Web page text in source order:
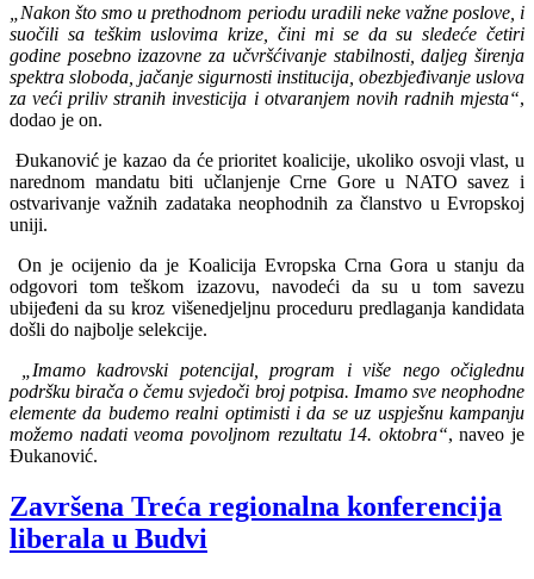
„Nakon što smo u prethodnom periodu uradili neke važne poslove, i
suočili sa teškim uslovima krize, čini mi se da su sledeće četiri
godine posebno izazovne za učvršćivanje stabilnosti, daljeg širenja
spektra sloboda, jačanje sigurnosti institucija, obezbjeđivanje uslova
za veći priliv stranih investicija i otvaranjem novih radnih mjesta“,
dodao je on.
Đukanović je kazao da će prioritet koalicije, ukoliko osvoji vlast, u
narednom mandatu biti učlanjenje Crne Gore u NATO savez i
ostvarivanje važnih zadataka neophodnih za članstvo u Evropskoj
uniji.
On je ocijenio da je Koalicija Evropska Crna Gora u stanju da
odgovori tom teškom izazovu, navodeći da su u tom savezu
ubijeđeni da su kroz višenedjeljnu proceduru predlaganja kandidata
došli do najbolje selekcije.
„Imamo kadrovski potencijal, program i više nego očiglednu
podršku birača o čemu svjedoči broj potpisa. Imamo sve neophodne
elemente da budemo realni optimisti i da se uz uspješnu kampanju
možemo nadati veoma povoljnom rezultatu 14. oktobra“, naveo je
Đukanović.
Završena Treća regionalna konferencija
liberala u Budvi